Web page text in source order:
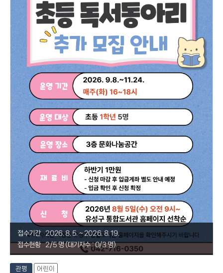
접수기간
2026. 8. 5. ~ 2026. 8. 19.
접수현황
2/5 명 (대기자수 : 0/3 명)
관평 어린이